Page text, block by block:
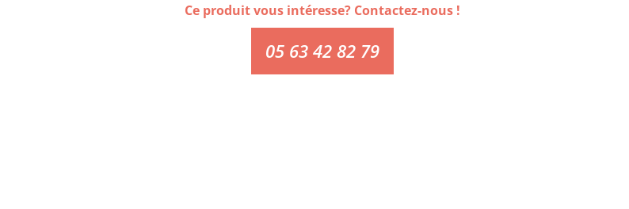
Ce produit vous intéresse? Contactez-nous !
05 63 42 82 79